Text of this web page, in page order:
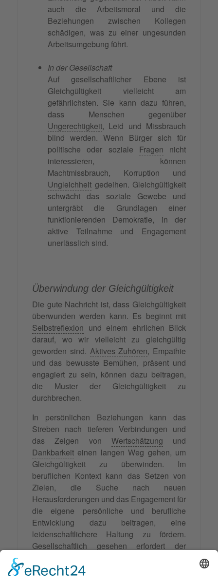
auch die Arbeitsmoral und die
Beziehungen zwischen Kollegen
schädigen, was zu einer ungesunden
Arbeitsumgebung führt.
In der Gesellschaft
Auf gesellschaftlicher Ebene ist
Gleichgültigkeit vielleicht am
gefährlichsten. Sie kann dazu führen,
dass Menschen gegenüber
Ungerechtigkeit, Leid und Missbrauch
blind werden. Wenn Bürger sich für
politische oder soziale Fragen nicht
interessieren, können
Machtmissbrauch, Korruption und
Ungleichheit gedeihen. Gleichgültigkeit
schwächt das soziale Gewebe und
untergräbt die Grundlagen einer
funktionierenden Demokratie, in der
aktive Teilnahme und Engagement
unerlässlich sind.
Überwindung der Gleichgültigkeit
Die gute Nachricht ist, dass Gleichgültigkeit
überwunden werden kann. Es beginnt mit
Selbstreflexion und einem ehrlichen Blick
darauf, wo wir vielleicht zu gleichgültig
geworden sind. Aktives Zuhören, Empathie
und das bewusste Bemühen, präsent und
engagiert zu sein, können dazu beitragen,
die Muster der Gleichgültigkeit zu
durchbrechen.
In persönlichen Beziehungen kann das
Streben nach tieferen Verbindungen und
das Zeigen von Wertschätzung und
Dankbarkeit einen langen Weg gehen, um
Gleichgültigkeit zu überwinden. Im
beruflichen Kontext kann das Setzen von
Zielen, die Suche nach neuen
Herausforderungen und das Engagement für
die eigene persönliche und berufliche
Entwicklung dazu beitragen, eine
leidenschaftlichere Haltung zu fördern.
Gesellschaftlich gesehen erfordert der
informieren, engagieren und für das